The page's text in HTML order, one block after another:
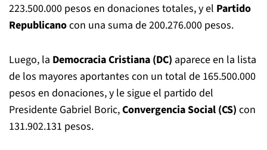
223.500.000 pesos en donaciones totales, y el Partido
Republicanocon una suma de 200.276.000 pesos.
Luego, la Democracia Cristiana (DC) aparece en la lista
de los mayores aportantes con un total de 165.500.000
pesos en donaciones, y le sigue el partido del
Presidente Gabriel Boric,Convergencia Social (CS) con
131.902.131 pesos.